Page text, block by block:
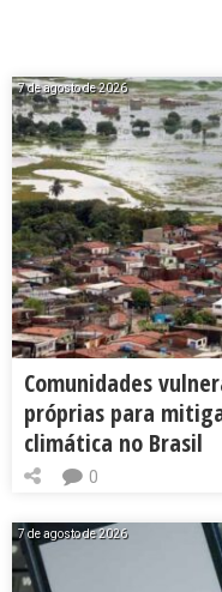
7 de agosto de 2026
Comunidades
próprias para
climática no Brasil
0
7 de agosto de 2026